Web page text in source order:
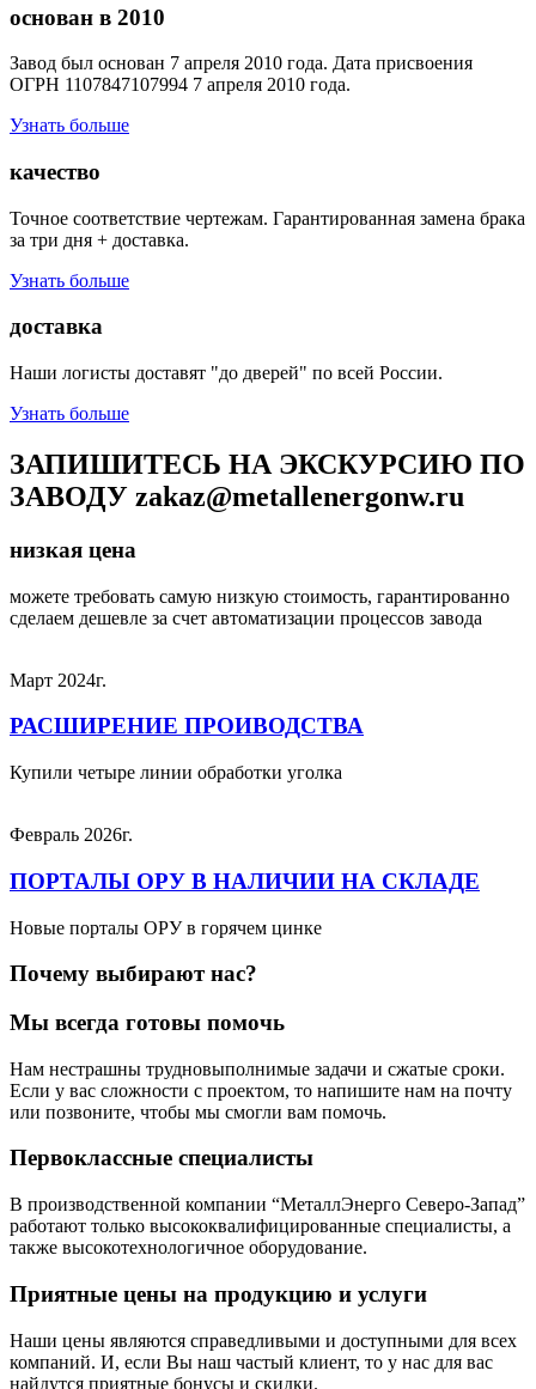
основан в 2010
Завод был основан 7 апреля 2010 года. Дата присвоения
ОГРН 1107847107994 7 апреля 2010 года.
Узнать больше
качество
Точное соответствие чертежам. Гарантированная замена брака
за три дня + доставка.
Узнать больше
доставка
Наши логисты доставят "до дверей" по всей России.
Узнать больше
ЗАПИШИТЕСЬ НА ЭКСКУРСИЮ ПО
ЗАВОДУ zakaz@metallenergonw.ru
низкая цена
можете требовать самую низкую стоимость, гарантированно
сделаем дешевле за счет автоматизации процессов завода
Март 2024г.
РАСШИРЕНИЕ ПРОИВОДСТВА
Купили четыре линии обработки уголка
Февраль 2026г.
ПОРТАЛЫ ОРУ В НАЛИЧИИ НА СКЛАДЕ
Новые порталы ОРУ в горячем цинке
Почему выбирают нас?
Мы всегда готовы помочь
Нам нестрашны трудновыполнимые задачи и сжатые сроки.
Если у вас сложности с проектом, то напишите нам на почту
или позвоните, чтобы мы смогли вам помочь.
Первоклассные специалисты
В производственной компании “МеталлЭнерго Северо-Запад”
работают только высококвалифицированные специалисты, а
также высокотехнологичное оборудование.
Приятные цены на продукцию и услуги
Наши цены являются справедливыми и доступными для всех
компаний. И, если Вы наш частый клиент, то у нас для вас
найдутся приятные бонусы и скидки.